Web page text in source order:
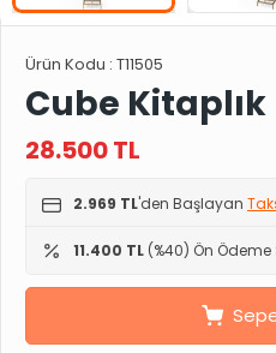
Ürün Kodu : T11505
Cube Kitaplık
28.500TL
2.969 TL'den Başlayan
11.400 TL (%40) Ön Ödeme